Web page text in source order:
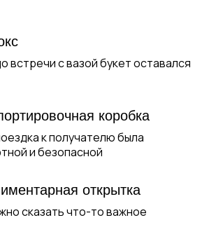
встречи с вазой букет оставался
коробка
к получателю была
и безопасной
открытка
сказать что-то важное